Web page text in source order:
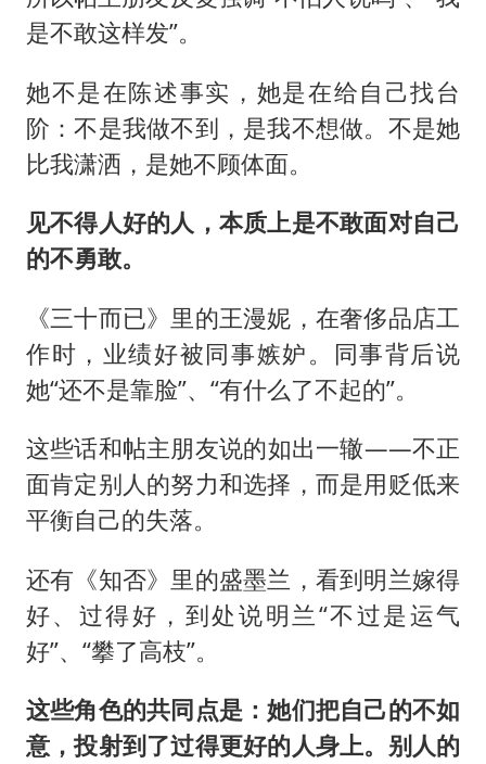
是不敢这样发”。
她不是在陈述事实，她是在给自己找台
阶：不是我做不到，是我不想做。不是她
比我潇洒，是她不顾体面。
见不得人好的人，本质上是不敢面对自己
的不勇敢。
《三十而已》里的王漫妮，在奢侈品店工
作时，业绩好被同事嫉妒。同事背后说
她“还不是靠脸”、“有什么了不起的”。
这些话和帖主朋友说的如出一辙——不正
面肯定别人的努力和选择，而是用贬低来
平衡自己的失落。
还有《知否》里的盛墨兰，看到明兰嫁得
好、过得好，到处说明兰“不过是运气
好”、“攀了高枝”。
这些角色的共同点是：她们把自己的不如
意，投射到了过得更好的人身上。别人的